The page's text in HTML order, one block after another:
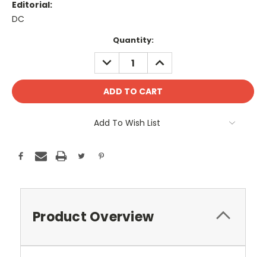
Editorial:
DC
Quantity:
DECREASE
QUANTITY:
INCREASE
QUANTITY:
Add To Wish List
Product Overview